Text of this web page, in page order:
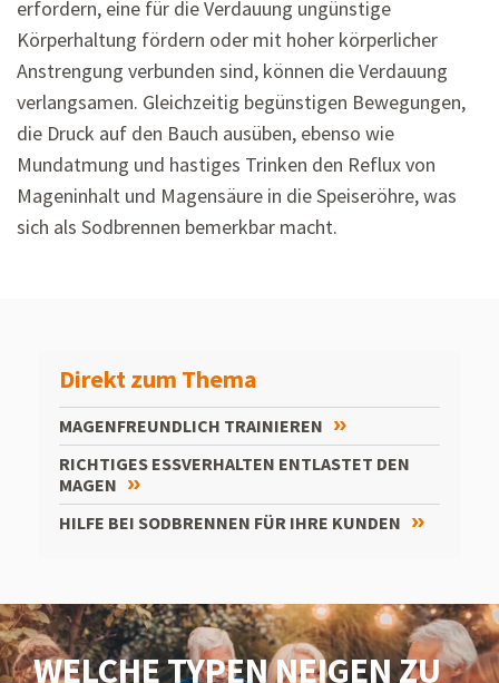
erfordern, eine für die Verdauung ungünstige
Körperhaltung fördern oder mit hoher körperlicher
Anstrengung verbunden sind, können die Verdauung
verlangsamen. Gleichzeitig begünstigen Bewegungen,
die Druck auf den Bauch ausüben, ebenso wie
Mundatmung und hastiges Trinken den Reflux von
Mageninhalt und Magensäure in die Speiseröhre, was
sich als Sodbrennen bemerkbar macht.
Direkt zum Thema
MAGENFREUNDLICH TRAINIEREN
RICHTIGES ESSVERHALTEN ENTLASTET DEN
MAGEN
HILFE BEI SODBRENNEN FÜR IHRE KUNDEN
WELCHE TYPEN NEIGEN ZU